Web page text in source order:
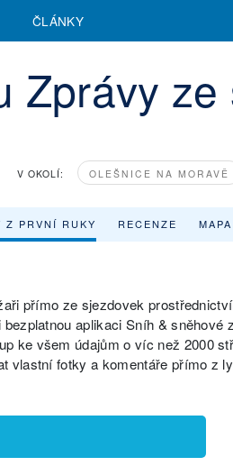
ČLÁNKY
Zprávy
V OKOLÍ: OLEŠNICE NA MORAVĚ
Z PRVNÍ RUKY RECENZE
přímo ze sjezdovek
aplikaci Sníh & sněhové
ke všem údajům o víc než 2000
vlastní fotky a komentáře přímo z